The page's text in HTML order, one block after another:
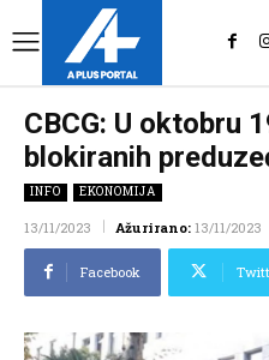
CBCG: U oktobru
blokiranih
INFO EKONOMIJA
13/11/2023 Ažurirano: 13/11/2023
Facebook